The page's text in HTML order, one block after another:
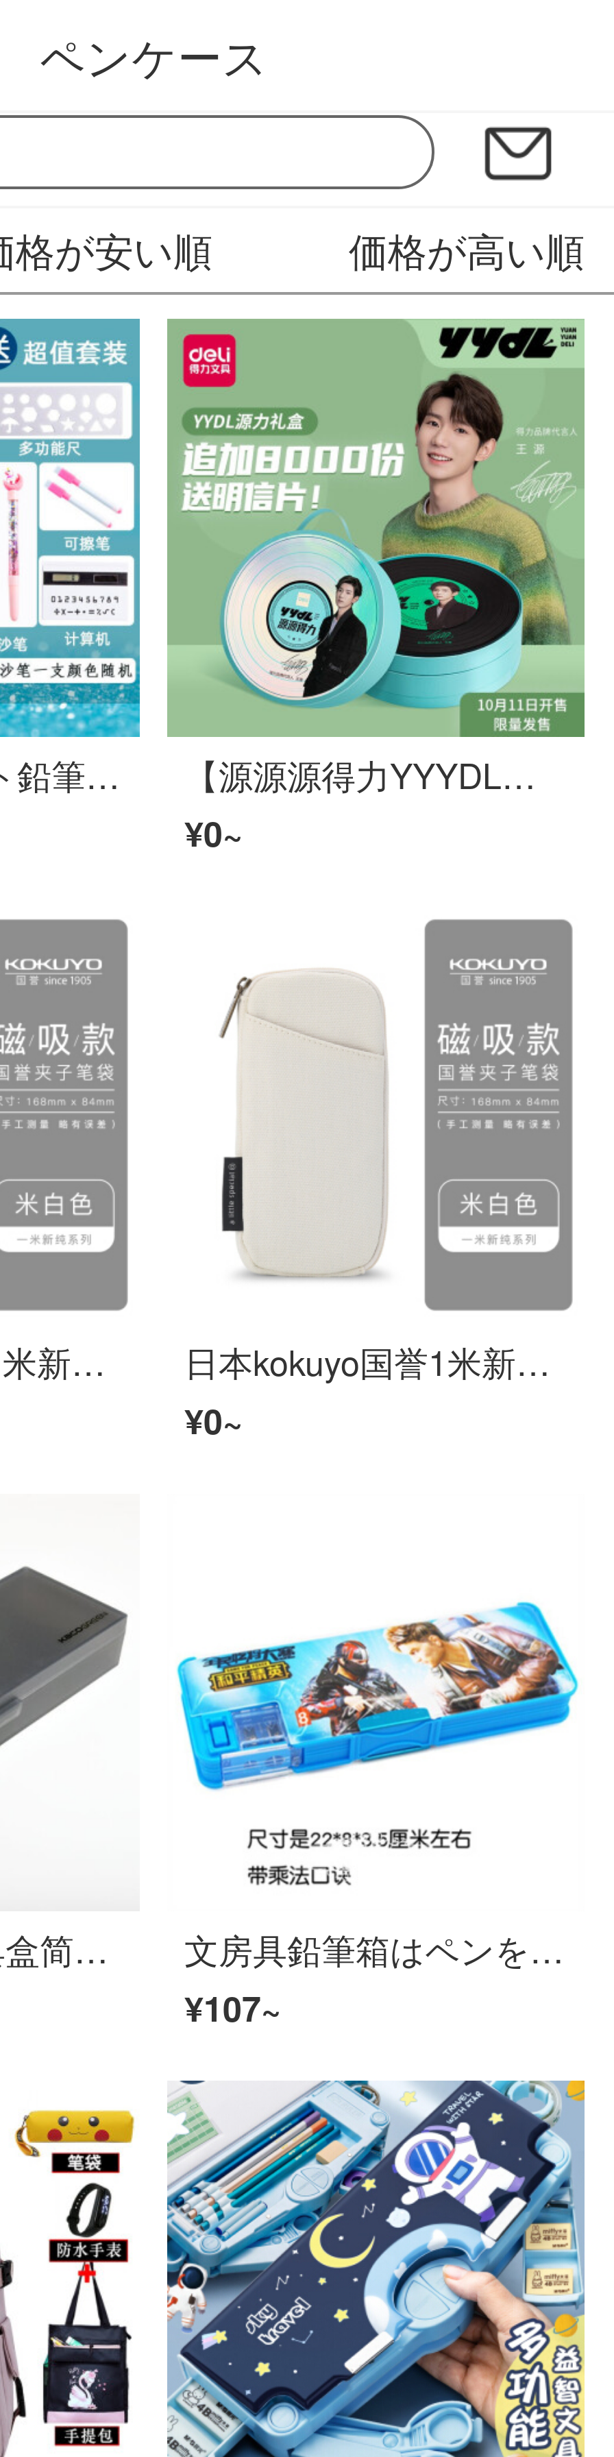
楽山文房具屋
ペンケース
格が安い順 価格が高い順
小学生プレゼント鉛筆箱多機能大容量2層円筒鉛筆箱【流砂金】夜の星空-流砂ペン6点プレゼント 【源源源得力YYYDL】得力x王源源力礼盒文具套装皮面本波尔潘潘潘克斯创意卡伦达明星同款黑胶レコード【王源同款】源力礼盒
¥0~
日本kokuyo国誉1米新纯夹笔盒両面磁吸帆布文具盒便利携带收纳袋创意DIY枕枕套包米色1件 日本kokuyo国誉1米新纯夹笔盒両面磁吸帆布文具盒便利携带收纳袋创意DIY枕枕套包米色1件
¥0~
KACO研磨文房具盒简约收纳盒大容量学生文房具盒爱可研磨黒K 1521 文房具鉛筆箱はペンを回して刀の小学生の男の子の多機能の男の子の児童の幼稚園がペンを削ってペンを巻いて2893エリートが贈り物がありません
¥107~